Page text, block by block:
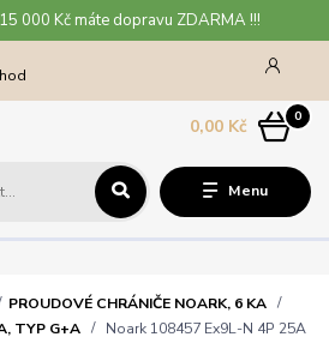
000 Kč máte dopravu ZDARMA !!!
Menu
0
0,00 Kč
PROUDOVÉ CHRÁNIČE NOARK, 6 KA
TYP G+A
Noark 108457 Ex9L-N 4P 25A